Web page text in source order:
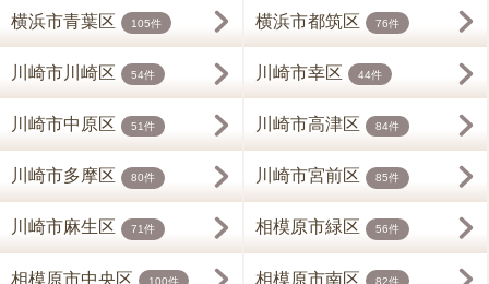
横浜市青葉区 105件 横浜市都筑区 76件
川崎市川崎区 54件 川崎市幸区 44件
川崎市中原区 51件 川崎市高津区 84件
川崎市多摩区 80件 川崎市宮前区 85件
川崎市麻生区 71件 相模原市緑区 56件
相模原市中央区 100件 相模原市南区 82件